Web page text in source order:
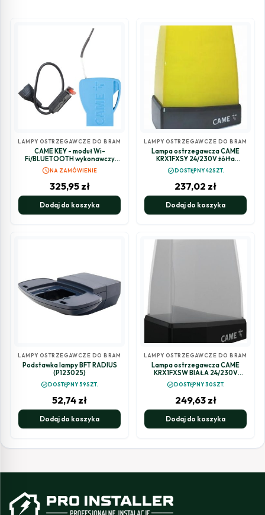
LAMPY OSTRZEGAWCZE DO BRAM
CAME KEY - moduł Wi-
Fi/BLUETOOTH wykonawczy
SLAVE (806SA-0150)
scheduleNA ZAMÓWIENIE
325,95 zł
Dodaj do koszyka
LAMPY OSTRZEGAWCZE DO BRAM
Lampa ostrzegawcza CAME
KRX1FXSY 24/230V żółta
(806LA-0030)
check_circleDOSTĘPNY 42SZT.
237,02 zł
Dodaj do koszyka
LAMPY OSTRZEGAWCZE DO BRAM
Podstawka lampy BFT RADIUS
(P123025)
check_circleDOSTĘPNY 59SZT.
52,74 zł
Dodaj do koszyka
LAMPY OSTRZEGAWCZE DO BRAM
Lampa ostrzegawcza CAME
KRX1FXSW BIAŁA 24/230V
(806LA-0020)
check_circleDOSTĘPNY 30SZT.
249,63 zł
Dodaj do koszyka